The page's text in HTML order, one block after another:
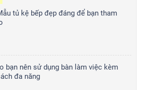
tủ kệ bếp đẹp đáng để bạn tham
bạn nên sử dụng bàn làm việc kèm
đa năng